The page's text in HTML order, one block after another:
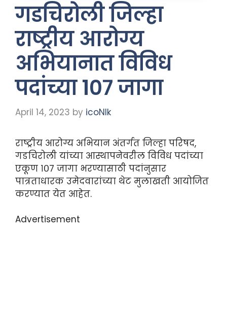
गडचिरोली जिल्हा
राष्ट्रीय आरोग्य
अभियानात विविध
पदांच्या १०७ जागा
April 14, 2023 by icoNIk
राष्ट्रीय आरोग्य अभियान अंतर्गत जिल्हा परिषद,
गडचिरोली यांच्या आस्थापनेवरील विविध पदांच्या
एकूण १०७ जागा भरण्यासाठी पदांनुसार
पात्रताधारक उमेदवारांच्या थेट मुलाखती आयोजित
करण्यात येत आहेत.
Advertisement